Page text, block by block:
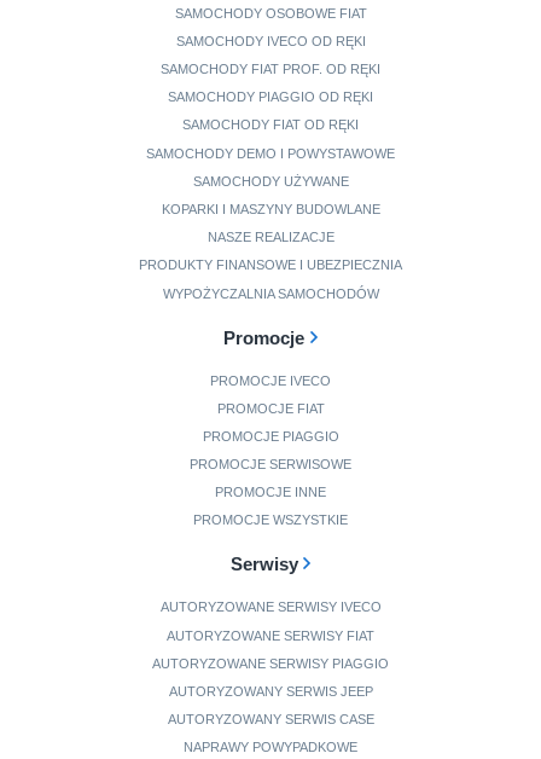
SAMOCHODY OSOBOWE FIAT
SAMOCHODY IVECO OD RĘKI
SAMOCHODY FIAT PROF. OD RĘKI
SAMOCHODY PIAGGIO OD RĘKI
SAMOCHODY FIAT OD RĘKI
SAMOCHODY DEMO I POWYSTAWOWE
SAMOCHODY UŻYWANE
KOPARKI I MASZYNY BUDOWLANE
NASZE REALIZACJE
PRODUKTY FINANSOWE I UBEZPIECZNIA
WYPOŻYCZALNIA SAMOCHODÓW
Promocje
PROMOCJE IVECO
PROMOCJE FIAT
PROMOCJE PIAGGIO
PROMOCJE SERWISOWE
PROMOCJE INNE
PROMOCJE WSZYSTKIE
Serwisy
AUTORYZOWANE SERWISY IVECO
AUTORYZOWANE SERWISY FIAT
AUTORYZOWANE SERWISY PIAGGIO
AUTORYZOWANY SERWIS JEEP
AUTORYZOWANY SERWIS CASE
NAPRAWY POWYPADKOWE